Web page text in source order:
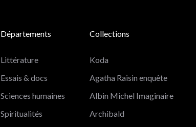
Départements
Littérature
Essais & docs
Sciences humaines
Spiritualités
Collections
Koda
Agatha Raisin enquête
Albin Michel Imaginaire
Archibald